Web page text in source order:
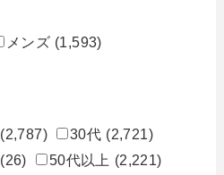
メンズ (1,593)
(2,787) 30代 (2,721)
(26) 50代以上 (2,221)